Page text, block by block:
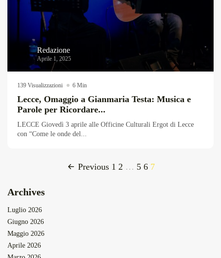
Redazione
Aprile 1, 2025
139 Visualizzazioni 6 Min
Lecce, Omaggio a Gianmaria Testa: Musica e
Parole per Ricordare...
LECCE Giovedì 3 aprile alle Officine Culturali Ergot di Lecce
con “Come le onde del...
Previous 1 2 … 5 6 7
Archives
Luglio 2026
Giugno 2026
Maggio 2026
Aprile 2026